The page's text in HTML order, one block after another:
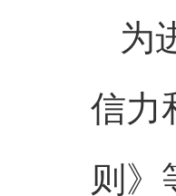
为
信力
则》